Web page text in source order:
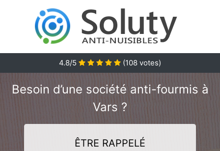
4.8/5 (108 votes)
Besoin d’une société anti-fourmis à
Vars ?
ÊTRE RAPPELÉ